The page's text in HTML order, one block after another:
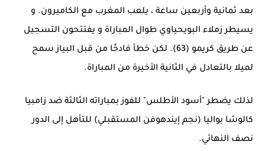
بعد ثمانية وأربعين ساعة ، يلعب المغرب مع الكاميرون. و
يسيطر زملاء البويحياوي طوال المباراة و يفتتحون التسجيل
عن طريق كريمو (63). لكن خطأ فادحًا من قبل البياز سمح
لميلا بالتعادل في الثانية الأخيرة من المباراة.
لذلك يضطر "أسود الأطلس" للفوز بمباراته الثالثة ضد زامبيا
كالوشا بواليا (نجم إيندهوفن المستقبلي) للتأهل إلى الدور
نصف النهائي.